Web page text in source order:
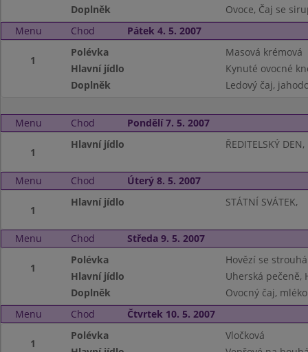
Doplněk
Ovoce, Čaj se
Menu
Chod Pátek 4. 5. 2007
1
Polévka
Masová krémová
Hlavní jídlo
Kynuté ovocné
Doplněk
Ledový čaj,
Menu Chod Pondělí 7. 5. 2007
1
Hlavní jídlo ŘEDITELSKÝ DEN,
Menu Chod Úterý 8. 5. 2007
1
Hlavní jídlo STÁTNÍ SVÁTEK,
Menu Chod Středa 9. 5. 2007
1
Polévka
Hovězí se
Hlavní jídlo
Uherská pečeně,
Doplněk
Ovocný čaj, mléko
Menu
Chod Čtvrtek 10. 5. 2007
1
Polévka
Vločková